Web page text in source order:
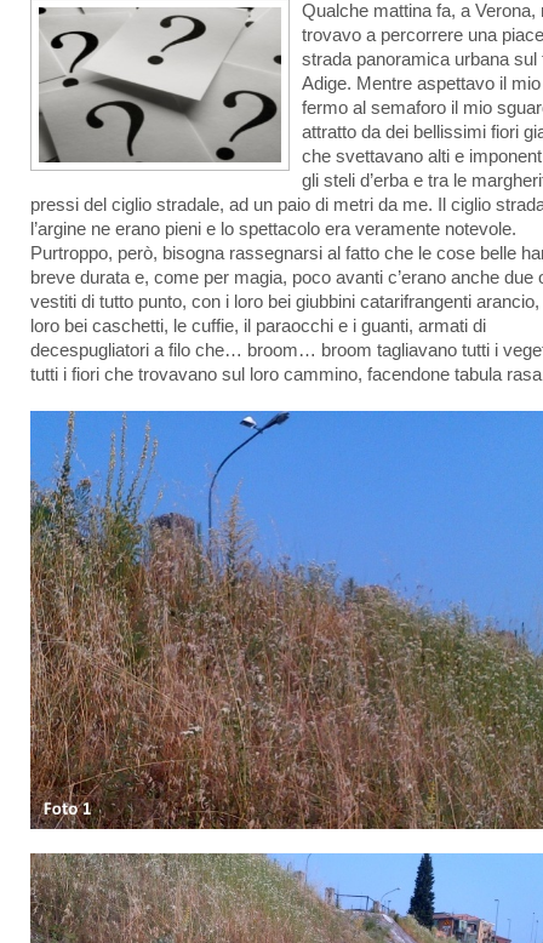
Qualche mattina fa, a Verona,
trovavo a percorrere una
strada panoramica urbana sul
Adige. Mentre aspettavo il
fermo al semaforo il mio
attratto da dei bellissimi fiori
che svettavano alti e
gli steli d’erba e tra le
pressi del ciglio stradale, ad un paio di metri da me. Il ciglio
l’argine ne erano pieni e lo spettacolo era veramente notevole.
Purtroppo, però, bisogna rassegnarsi al fatto che le cose belle
breve durata e, come per magia, poco avanti c’erano anche due
vestiti di tutto punto, con i loro bei giubbini catarifrangenti
loro bei caschetti, le cuffie, il paraocchi e i guanti, armati di
decespugliatori a filo che… broom… broom tagliavano tutti i
tutti i fiori che trovavano sul loro cammino, facendone tabula